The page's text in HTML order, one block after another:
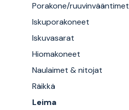
Porakone/ruuvinvääntimet
Iskuporakoneet
Iskuvasarat
Hiomakoneet
Naulaimet & nitojat
Räikkä
Leima